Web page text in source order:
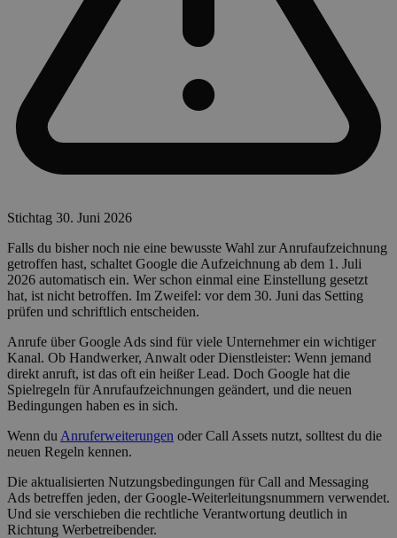
Stichtag 30. Juni 2026
Falls du bisher noch nie eine bewusste Wahl zur Anrufaufzeichnung
getroffen hast, schaltet Google die Aufzeichnung ab dem 1. Juli
2026 automatisch ein. Wer schon einmal eine Einstellung gesetzt
hat, ist nicht betroffen. Im Zweifel: vor dem 30. Juni das Setting
prüfen und schriftlich entscheiden.
Anrufe über Google Ads sind für viele Unternehmer ein wichtiger
Kanal. Ob Handwerker, Anwalt oder Dienstleister: Wenn jemand
direkt anruft, ist das oft ein heißer Lead. Doch Google hat die
Spielregeln für Anrufaufzeichnungen geändert, und die neuen
Bedingungen haben es in sich.
Wenn du Anruferweiterungen oder Call Assets nutzt, solltest du die
neuen Regeln kennen.
Die aktualisierten Nutzungsbedingungen für Call and Messaging
Ads betreffen jeden, der Google-Weiterleitungsnummern verwendet.
Und sie verschieben die rechtliche Verantwortung deutlich in
Richtung Werbetreibender.